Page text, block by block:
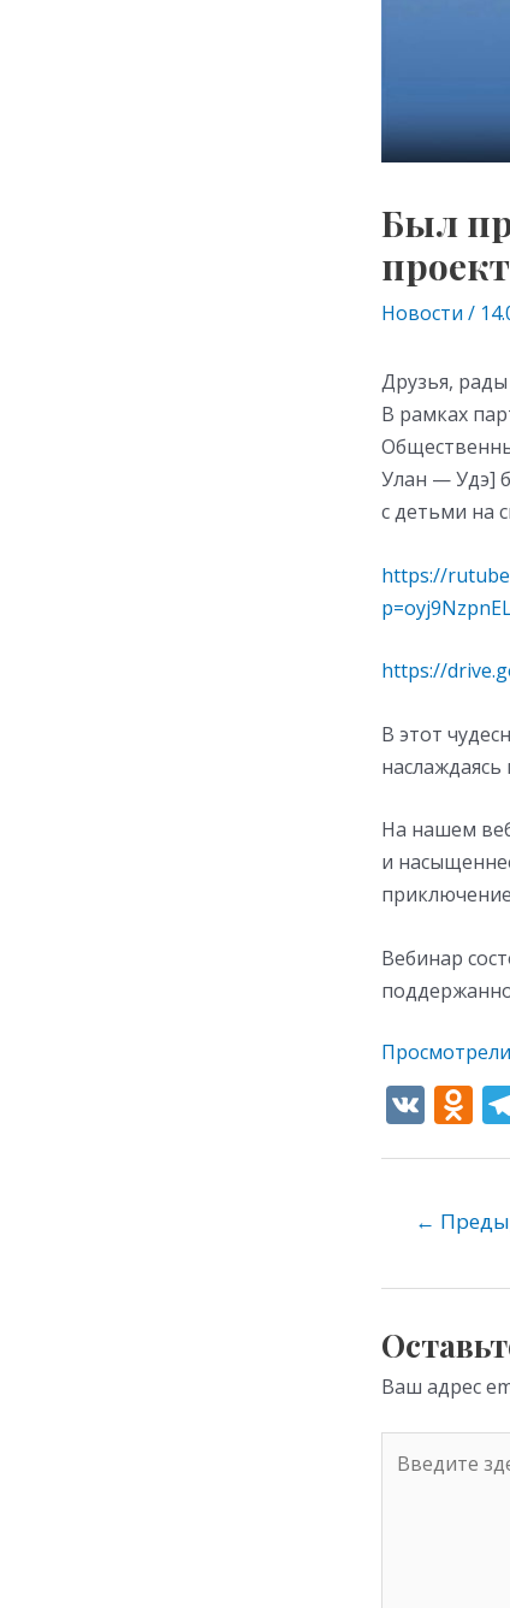
Был
Новости /
Друзья,
В рамках
Улан — Удэ]
с детьми на
https://
https://
В этот
На нашем
и
Вебинар
Просмотрели
V O
o
as
s
ni
←
Ваш адрес
здесь...